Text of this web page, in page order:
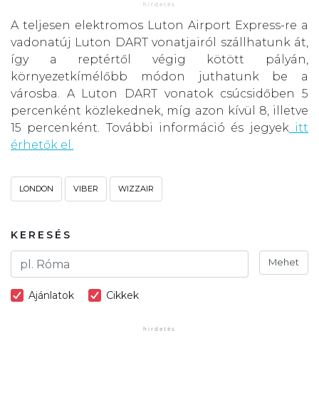
A teljesen elektromos Luton Airport Express-re a
vadonatúj Luton DART vonatjairól szállhatunk át,
így a reptértől végig kötött pályán,
környezetkímélőbb módon juthatunk be a
városba. A Luton DART vonatok csúcsidőben 5
percenként közlekednek, míg azon kívül 8, illetve
15 percenként. További információ és jegyekitt
érhetők el.
LONDON VIBER WIZZAIR
KERESÉS
Mehet
Ajánlatok Cikkek